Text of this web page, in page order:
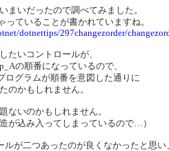
まいだったので調べてみました。
っていることが書かれていますね。
dotnettips/297changezorder/
たいコントロールが、
の順番になっているので、
ログラムが順番を意図した通りに
のかもしれません。
ないのかもしれません。
が込み入ってしまっているので…）
が二つあったのが良くなかったと思い